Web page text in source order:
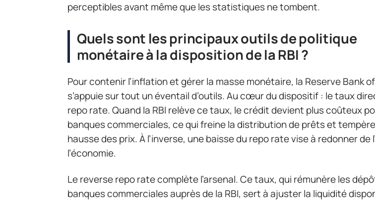
perceptibles avant même que les statistiques ne tombent.
Quels sont les principaux outils de politique
monétaire à la disposition de la RBI ?
Pour contenir l’inflation et gérer la masse monétaire, la Reserve Bank
s’appuie sur tout un éventail d’outils. Au cœur du dispositif : le taux
repo rate. Quand la RBI relève ce taux, le crédit devient plus coûteux
banques commerciales, ce qui freine la distribution de prêts et
hausse des prix. À l’inverse, une baisse du repo rate vise à redonner de
l’économie.
Le reverse repo rate complète l’arsenal. Ce taux, qui rémunère les
banques commerciales auprès de la RBI, sert à ajuster la liquidité